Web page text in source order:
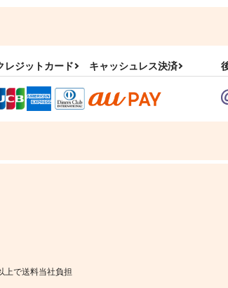
レジットカード キャッシュレス決済
上で送料当社負担